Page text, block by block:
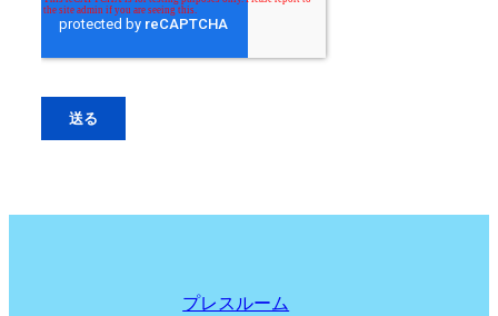
プレスルーム